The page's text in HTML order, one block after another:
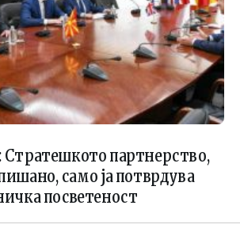
Стратешкото партнерство,
само ја потврдува
посветеност